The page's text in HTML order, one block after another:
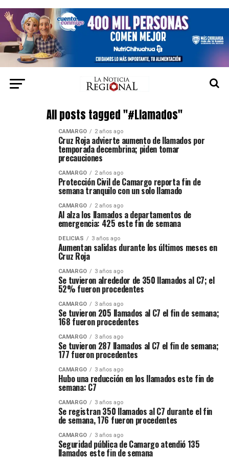
All posts tagged "#Llamados"
CAMARGO 2 años ago
Cruz Roja advierte aumento de llamados por
temporada decembrina; piden tomar
precauciones
CAMARGO 2 años ago
Protección Civil de Camargo reporta fin de
semana tranquilo con un solo llamado
CAMARGO 2 años ago
Al alza los llamados a departamentos de
emergencia: 425 este fin de semana
DELICIAS 3 años ago
Aumentan salidas durante los últimos meses en
Cruz Roja
CAMARGO 3 años ago
Se tuvieron alrededor de 350 llamados al C7; el
52% fueron procedentes
CAMARGO 3 años ago
Se tuvieron 205 llamados al C7 el fin de semana;
168 fueron procedentes
CAMARGO 3 años ago
Se tuvieron 287 llamados al C7 el fin de semana;
177 fueron procedentes
CAMARGO 3 años ago
Hubo una reducción en los llamados este fin de
semana: C7
CAMARGO 3 años ago
Se registran 350 llamados al C7 durante el fin
de semana, 176 fueron procedentes
CAMARGO 3 años ago
Seguridad pública de Camargo atendió 135
llamados este fin de semana